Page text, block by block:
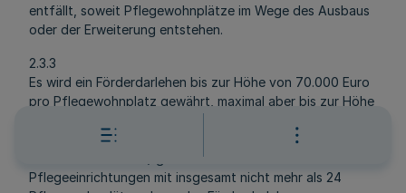
entfällt, soweit Pflegewohnplätze im Wege des Ausbaus
oder der Erweiterung entstehen.
2.3.3
Es wird ein Förderdarlehen bis zur Höhe von 70.000 Euro
pro Pflegewohnplatz gewährt, maximal aber bis zur Höhe
andere Finanzierungsmittel (Eigenmittel, Fremdmittel,
andere Fördermittel) gedeckt werden. Für
Pflegeeinrichtungen mit insgesamt nicht mehr als 24